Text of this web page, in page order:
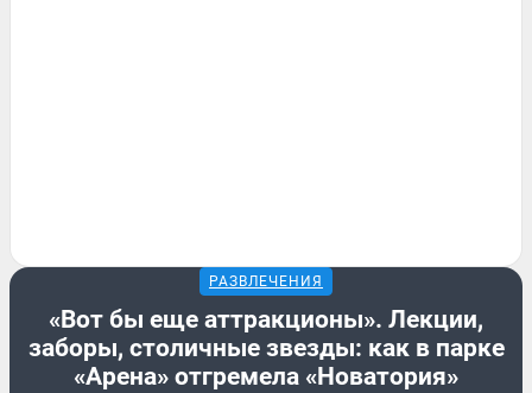
РАЗВЛЕЧЕНИЯ
«Вот бы еще аттракционы». Лекции,
заборы, столичные звезды: как в парке
«Арена» отгремела «Новатория»